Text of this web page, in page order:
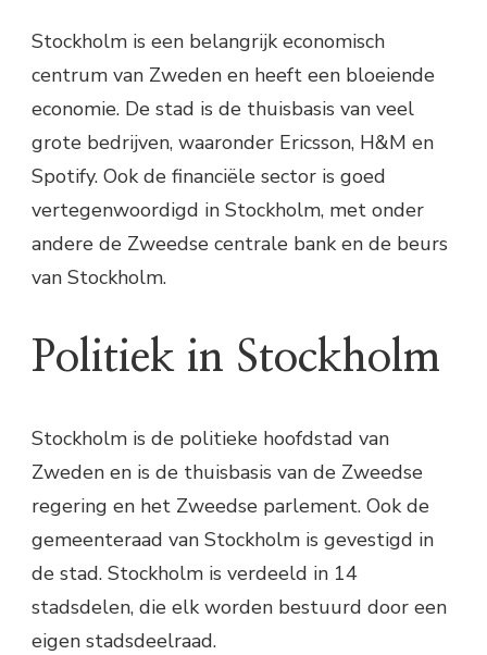
Stockholm is een belangrijk economisch
centrum van Zweden en heeft een bloeiende
economie. De stad is de thuisbasis van veel
grote bedrijven, waaronder Ericsson, H&M en
Spotify. Ook de financiële sector is goed
vertegenwoordigd in Stockholm, met onder
andere de Zweedse centrale bank en de beurs
van Stockholm.
Politiek in Stockholm
Stockholm is de politieke hoofdstad van
Zweden en is de thuisbasis van de Zweedse
regering en het Zweedse parlement. Ook de
gemeenteraad van Stockholm is gevestigd in
de stad. Stockholm is verdeeld in 14
stadsdelen, die elk worden bestuurd door een
eigen stadsdeelraad.